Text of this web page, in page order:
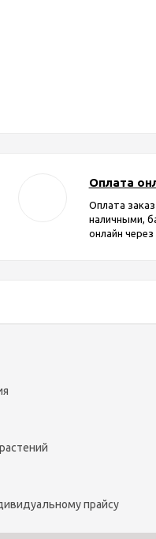
Оплата
Оплата
наличными,
онлайн
прайсу